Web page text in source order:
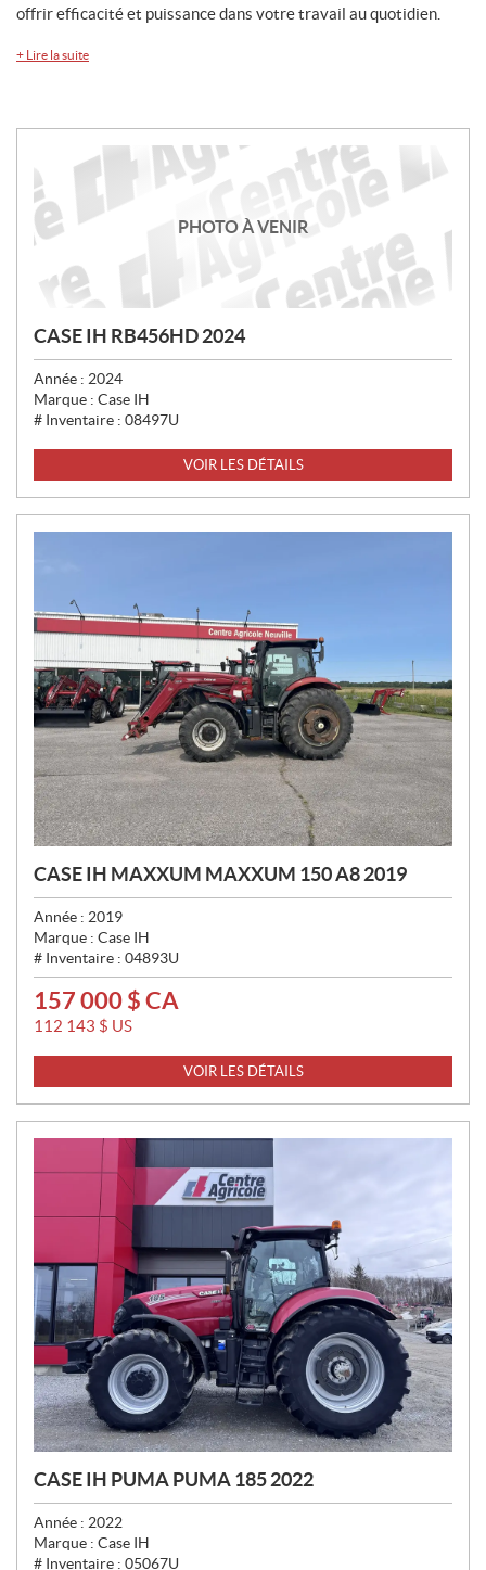
offrir efficacité et puissance dans votre travail au quotidien.
+ Lire la suite
PHOTO À VENIR
CASE IH RB456HD 2024
Année : 2024
Marque : Case IH
# Inventaire : 08497U
VOIR LES DÉTAILS
CASE IH MAXXUM MAXXUM 150 A8 2019
Année : 2019
Marque : Case IH
# Inventaire : 04893U
P
R
:
157 000 $ CA
112 143 $ US
VOIR LES DÉTAILS
CASE IH PUMA PUMA 185 2022
Année : 2022
Marque : Case IH
# Inventaire : 05067U